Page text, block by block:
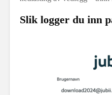
Slik logger du inn